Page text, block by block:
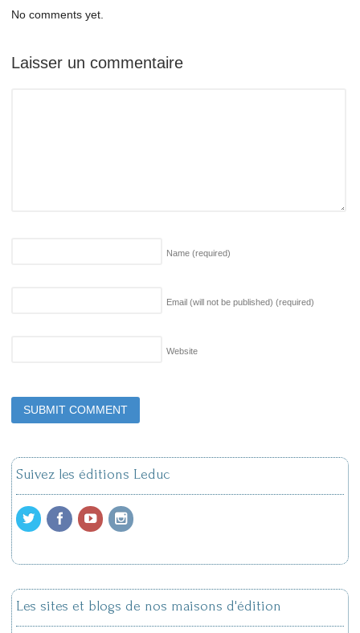
No comments yet.
Laisser un commentaire
Name (required)
Email (will not be published) (required)
Website
Suivez les éditions Leduc
Les sites et blogs de nos maisons d'édition